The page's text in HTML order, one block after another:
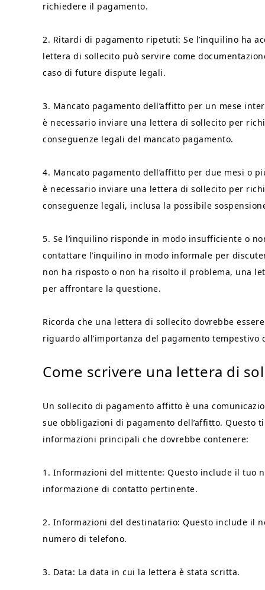
richiedere il pagamento.
2. Ritardi di pagamento ripetuti: Se l’inquilino ha
lettera di sollecito può servire come
caso di future dispute legali.
3. Mancato pagamento dell’affitto per un mese
è necessario inviare una lettera di sollecito per
conseguenze legali del mancato pagamento.
4. Mancato pagamento dell’affitto per due mesi o
è necessario inviare una lettera di sollecito per
conseguenze legali, inclusa la possibile
5. Se l’inquilino risponde in modo insufficiente o
contattare l’inquilino in modo informale per
non ha risposto o non ha risolto il problema, una
per affrontare la questione.
Ricorda che una lettera di sollecito dovrebbe
riguardo all’importanza del pagamento tempestivo
Come scrivere una lettera di
Un sollecito di pagamento affitto è una
sue obbligazioni di pagamento dell’affitto. Questo
informazioni principali che dovrebbe contenere:
1. Informazioni del mittente: Questo include il tuo
informazione di contatto pertinente.
2. Informazioni del destinatario: Questo include il
numero di telefono.
3. Data: La data in cui la lettera è stata scritta.